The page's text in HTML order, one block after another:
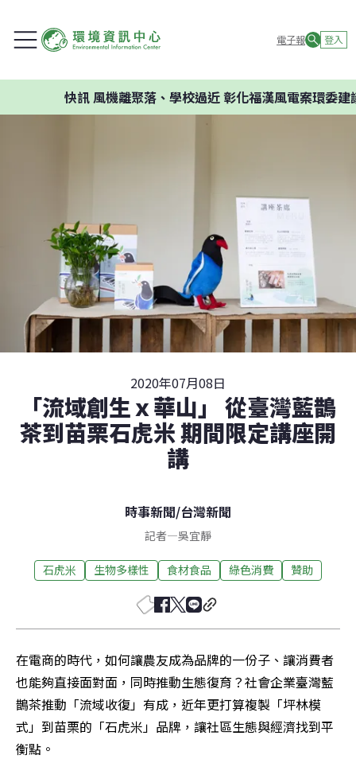
電子報 登入
風機離聚落、學校過近 彰化福漢風電案環委建議不
2020年07月08日
「流域創生ｘ華山」 從臺灣藍鵲
茶到苗栗石虎米 期間限定講座開
講
時事新聞/台灣新聞
記者—吳宜靜
石虎米 生物多樣性 食材食品 綠色消費 贊助
在電商的時代，如何讓農友成為品牌的一份子、讓消費者
也能夠直接面對面，同時推動生態復育？社會企業臺灣藍
鵲茶推動「流域收復」有成，近年更打算複製「坪林模
式」到苗栗的「石虎米」品牌，讓社區生態與經濟找到平
衡點。